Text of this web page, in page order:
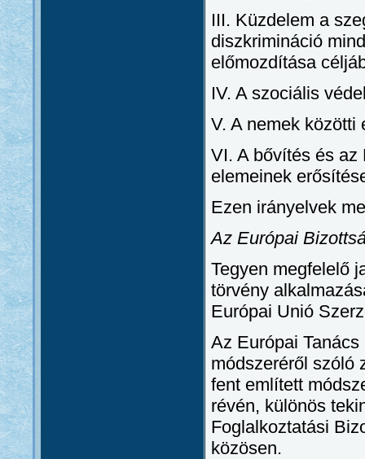
III. Küzdelem a
diszkrimináció
előmozdítása
IV. A szociális
V. A nemek közötti
VI. A bővítés és
elemeinek
Ezen irányelvek
Az Európai
Tegyen megfelelő
törvény
Európai Unió
Az Európai
módszeréről szóló
fent említett
révén, különös
Foglalkoztatási
közösen.